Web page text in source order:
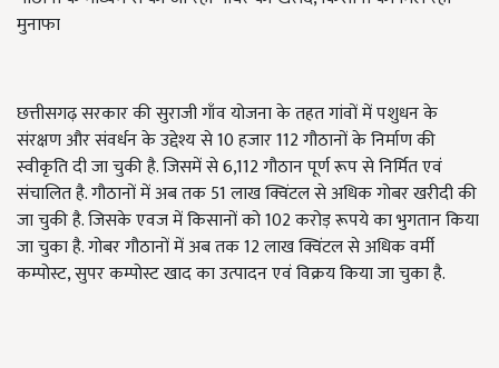
मुनाफा
छत्तीसगढ़ सरकार की सुराजी गाँव योजना के तहत गांवों में पशुधन के
संरक्षण और संवर्धन के उद्देश्य से 10 हजार 112 गौठानों के निर्माण की
स्वीकृति दी जा चुकी है. जिसमें से 6,112 गौठान पूर्ण रूप से निर्मित एवं
संचालित है. गौठानों में अब तक 51 लाख क्विंटल से अधिक गोबर खरीदी की
जा चुकी है. जिसके एवज में किसानों को 102 करोड़ रूपये का भुगतान किया
जा चुका है. गोबर गौठानों में अब तक 12 लाख क्विंटल से अधिक वर्मी
कम्पोस्ट, सुपर कम्पोस्ट खाद का उत्पादन एवं विक्रय किया जा चुका है.